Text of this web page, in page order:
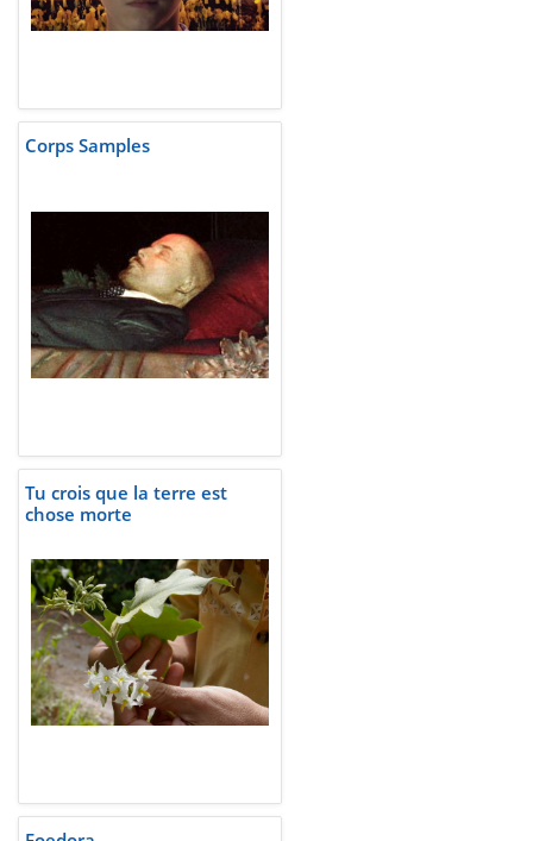
Corps Samples
Tu crois que la terre est
chose morte